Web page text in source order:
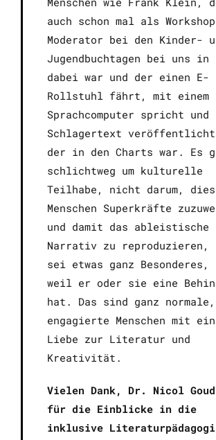
auch schon mal als
Moderator bei den Kinder-
Jugendbuchtagen bei uns in
dabei war und der einen E-
Rollstuhl fährt, mit einem
Sprachcomputer spricht und
Schlagertext
der in den Charts war. Es
schlichtweg um kulturelle
Teilhabe, nicht darum,
Menschen Superkräfte
und damit das ableistische
Narrativ zu reproduzieren,
sei etwas ganz Besonderes,
weil er oder sie eine
hat. Das sind ganz normale,
engagierte Menschen mit
Liebe zur Literatur und
Kreativität.
Vielen Dank, Dr. Nicol
für die Einblicke in die
inklusive